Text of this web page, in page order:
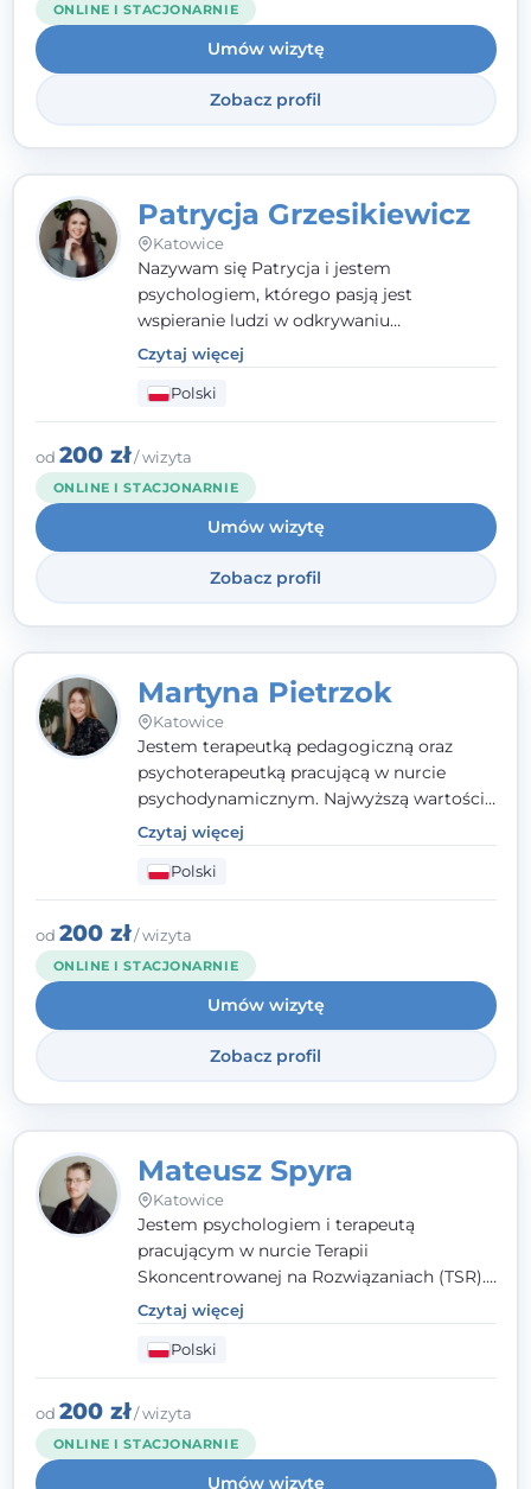
ONLINE I STACJONARNIE
Umów wizytę
Zobacz profil
Patrycja Grzesikiewicz
Katowice
Nazywam się Patrycja i jestem
psychologiem, którego pasją jest
wspieranie ludzi w odkrywaniu
wewnętrznej siły i radzeniu sobie z
codziennymi trudnościami. Pracuję w
nurcie poznawczo-behawioralnym, oferując
indywidualne podejście pełne empatii,
zaufania i wsparcia. Jeśli masz za sobą
trudny czas, jestem tutaj dla Ciebie.
Czytaj więcej
Polski
od 200 zł/ wizyta
ONLINE I STACJONARNIE
Umów wizytę
Zobacz profil
Martyna Pietrzok
Katowice
Jestem terapeutką pedagogiczną oraz
psychoterapeutką pracującą w nurcie
psychodynamicznym. Najwyższą wartością
jest dla mnie bliska, pełna zrozumienia i
zaangażowania relacja z pacjentem. To
właśnie ta oparta na zaufaniu więź staje się
przestrzenią, w której można dotrzeć do
źródła trudności i spojrzeć na nie inaczej
niż dotąd.
Czytaj więcej
Polski
od 200 zł/ wizyta
ONLINE I STACJONARNIE
Umów wizytę
Zobacz profil
Mateusz Spyra
Katowice
Jestem psychologiem i terapeutą
pracującym w nurcie Terapii
Skoncentrowanej na Rozwiązaniach (TSR).
Towarzyszę młodzieży i dorosłym z
empatią, zrozumieniem i bez oceniania.
Daję przestrzeń do bycia sobą, bo wiem, że
w każdym człowieku jest coś wyjątkowego.
Czytaj więcej
Polski
od 200 zł/ wizyta
ONLINE I STACJONARNIE
Umów wizytę